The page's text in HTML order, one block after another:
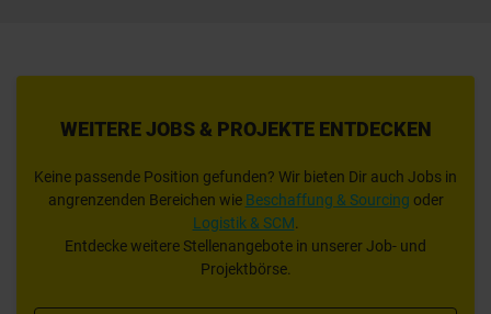
WEITERE JOBS & PROJEKTE ENTDECKEN
Keine passende Position gefunden? Wir bieten Dir auch Jobs in
angrenzenden Bereichen wie Beschaffung & Sourcing oder
Logistik & SCM
Entdecke weitere Stellenangebote in unserer Job- und
Projektbörse.